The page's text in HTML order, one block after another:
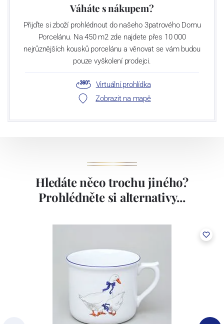
Váháte s nákupem?
Přijďte si zboží prohlédnout do našeho 3patrového Domu
Porcelánu. Na 450 m2 zde najdete přes 10 000
nejrůznějších kousků porcelánu a věnovat se vám budou
pouze vyškolení prodejci.
Virtuální prohlídka
Zobrazit na mapě
Hledáte něco trochu jiného?
Prohlédněte si alternativy...